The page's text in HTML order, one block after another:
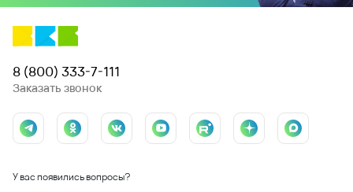
8 (800) 333-7-111
Заказать звонок
У вас появились вопросы?